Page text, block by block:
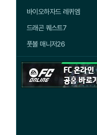
바이오하자드 레퀴엠
드래곤 퀘스트7
풋볼 매니저26